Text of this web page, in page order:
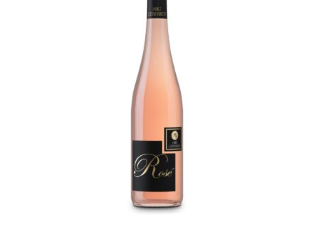
Rosé 1L
7,50 €